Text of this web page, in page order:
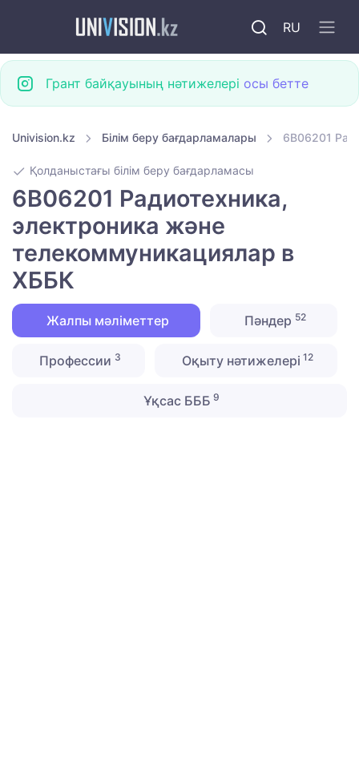
RU
Грант байқауының нәтижелері осы бетте
Univision.kz Білім беру бағдарламалары 6B06201
Қолданыстағы білім беру бағдарламасы
6B06201 Радиотехника,
электроника және
телекоммуникациялар в
ХББК
Жалпы мәліметтер Пәндер 52
Профессии 3 Оқыту нәтижелері 12
Ұқсас БББ 9